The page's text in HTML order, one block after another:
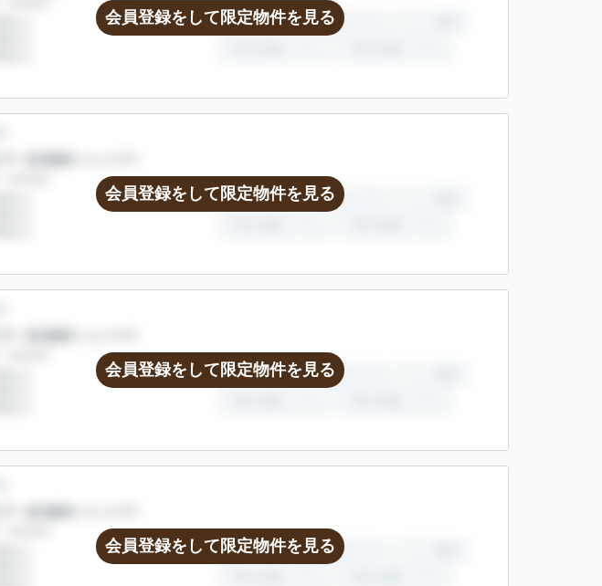
会員登録をして限定物件を見る
会員登録をして限定物件を見る
会員登録をして限定物件を見る
会員登録をして限定物件を見る